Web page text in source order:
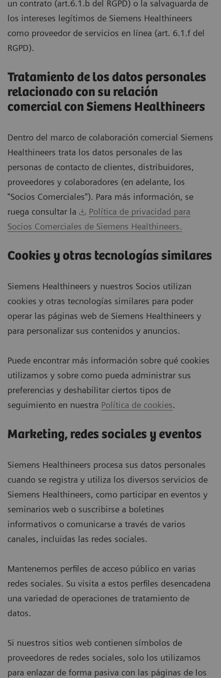
un contrato (art.6.1.b del RGPD) o la salvaguarda de
los intereses legítimos de Siemens Healthineers
como proveedor de servicios en línea (art. 6.1.f del
RGPD).
Tratamiento de los datos personales
relacionado con su relación
comercial con Siemens Healthineers
Dentro del marco de colaboración comercial Siemens
Healthineers trata los datos personales de las
personas de contacto de clientes, distribuidores,
proveedores y colaboradores (en adelante, los
"Socios Comerciales"). Para más información, se
ruega consultar la
Política de privacidad para
Socios Comerciales de Siemens Healthineers.
Cookies y otras tecnologías similares
Siemens Healthineers y nuestros Socios utilizan
cookies y otras tecnologías similares para poder
operar las páginas web de Siemens Healthineers y
para personalizar sus contenidos y anuncios.
Puede encontrar más información sobre qué cookies
utilizamos y sobre como pueda administrar sus
preferencias y deshabilitar ciertos tipos de
seguimiento en nuestra Política de cookies.
Marketing, redes sociales y eventos
Siemens Healthineers procesa sus datos personales
cuando se registra y utiliza los diversos servicios de
Siemens Healthineers, como participar en eventos y
seminarios web o suscribirse a boletines
informativos o comunicarse a través de varios
canales, incluidas las redes sociales.
Mantenemos perfiles de acceso público en varias
redes sociales. Su visita a estos perfiles desencadena
una variedad de operaciones de tratamiento de
datos.
Si nuestros sitios web contienen símbolos de
proveedores de redes sociales, solo los utilizamos
para enlazar de forma pasiva con las páginas de los